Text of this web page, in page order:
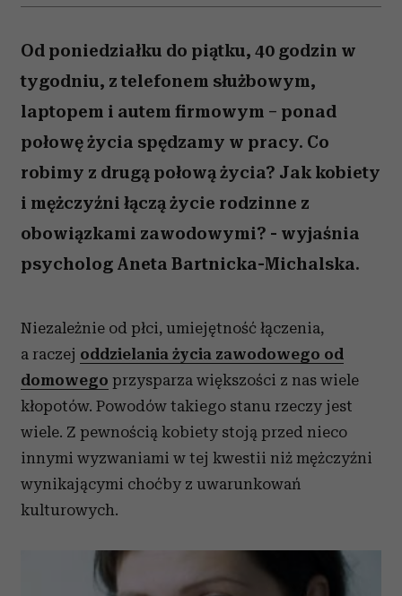
Od poniedziałku do piątku, 40 godzin w
tygodniu, z telefonem służbowym,
laptopem i autem firmowym – ponad
połowę życia spędzamy w pracy. Co
robimy z drugą połową życia? Jak kobiety
i mężczyźni łączą życie rodzinne z
obowiązkami zawodowymi? - wyjaśnia
psycholog Aneta Bartnicka-Michalska.
Niezależnie od płci, umiejętność łączenia,
a raczej oddzielania życia zawodowego od
domowego przysparza większości z nas wiele
kłopotów. Powodów takiego stanu rzeczy jest
wiele. Z pewnością kobiety stoją przed nieco
innymi wyzwaniami w tej kwestii niż mężczyźni
wynikającymi choćby z uwarunkowań
kulturowych.